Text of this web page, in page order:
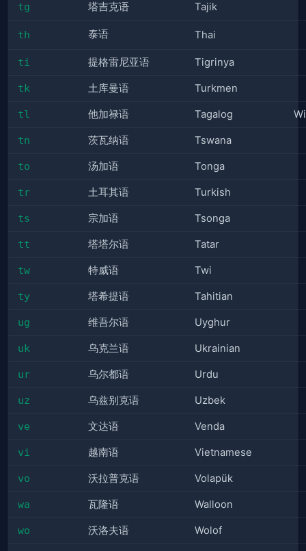
tg 塔吉克语 Tajik
th 泰语 Thai
ti 提格雷尼亚语 Tigrinya
tk 土库曼语 Turkmen
tl 他加禄语 Tagalog
tn 茨瓦纳语 Tswana
to 汤加语 Tonga
tr 土耳其语 Turkish
ts 宗加语 Tsonga
tt 塔塔尔语 Tatar
tw 特威语 Twi
ty 塔希提语 Tahitian
ug 维吾尔语 Uyghur
uk 乌克兰语 Ukrainian
ur 乌尔都语 Urdu
uz 乌兹别克语 Uzbek
ve 文达语 Venda
vi 越南语 Vietnamese
vo 沃拉普克语 Volapük
wa 瓦隆语 Walloon
wo 沃洛夫语 Wolof